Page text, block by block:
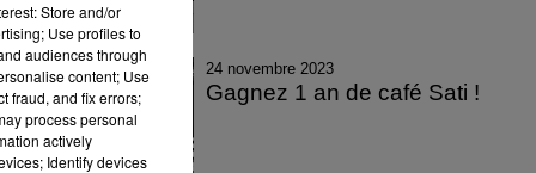
24 novembre 2023
Gagnez 1 an de café Sati !
Store and/or
Use profiles to
audiences through
content; Use
fraud, and fix errors;
process personal
actively
Identify devices